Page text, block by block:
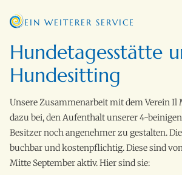
Hundetagesstätte
Hundesitting
EIN WEITERER SERVICE
Unsere Zusammenarbeit mit dem Verein Il
dazu bei, den Aufenthalt unserer 4-
Besitzer noch angenehmer zu gestalten.
buchbar und kostenpflichtig. Diese sind
Mitte September aktiv. Hier sind sie: